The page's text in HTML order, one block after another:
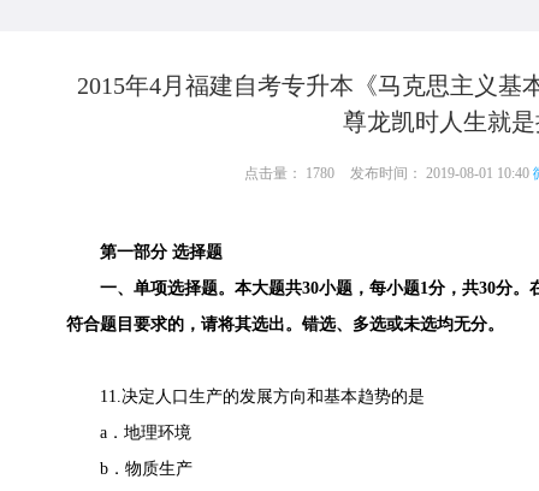
2015年4月福建自考专升本《马克思主义基
尊龙凯时人生就
点击量： 1780 发布时间： 2019-08-01 10:40
第一部分 选择题
一、单项选择题。本大题共30小题，每小题1分，共30分。
符合题目要求的，请将其选出。错选、多选或未选均无分。
11.决定人口生产的发展方向和基本趋势的是
a．地理环境
b．物质生产